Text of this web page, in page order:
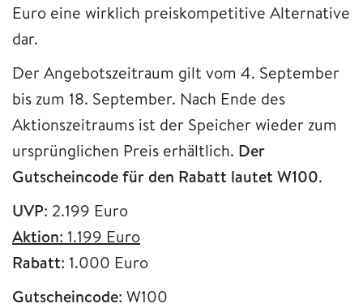
Euro eine wirklich preiskompetitive Alternative
dar.
Der Angebotszeitraum gilt vom 4. September
bis zum 18. September. Nach Ende des
Aktionszeitraums ist der Speicher wieder zum
ursprünglichen Preis erhältlich. Der
Gutscheincode für den Rabatt lautet W100.
UVP: 2.199 Euro
Aktion: 1.199 Euro
Rabatt: 1.000 Euro
Gutscheincode: W100